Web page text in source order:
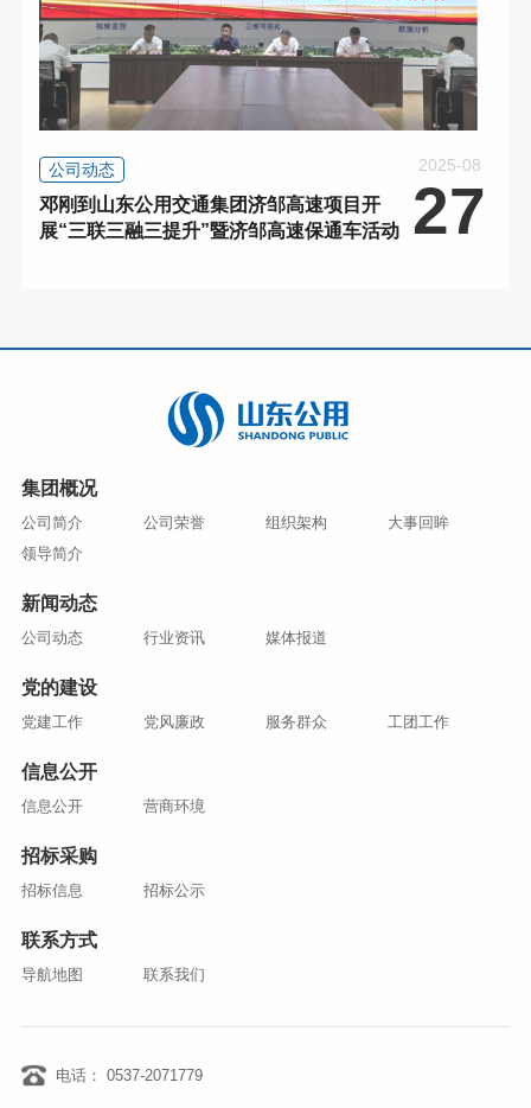
公司动态
邓刚到山东公用交通集团济邹高速项目开
展“三联三融三提升”暨济邹高速保通车活动
2025-08
27
集团概况
公司简介 公司荣誉 组织架构
大事回眸
领导简介
新闻动态
公司动态 行业资讯 媒体报道
党的建设
党建工作 党风廉政 服务群众 工团工作
信息公开
信息公开 营商环境
招标采购
招标信息 招标公示
联系方式
导航地图 联系我们
电话： 0537-2071779